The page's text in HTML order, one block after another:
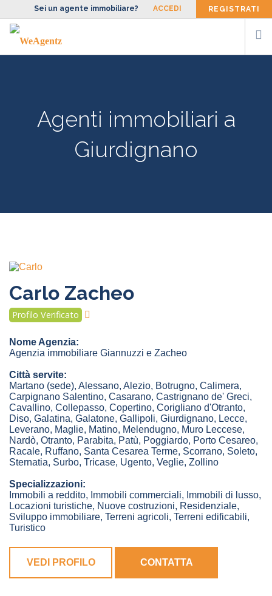
Sei un agente immobiliare? ACCEDI REGISTRATI
FACCIAMOAgenti immobiliari a
Giurdignano
Carlo Zacheo
Profilo Verificato
Nome Agenzia:
Agenzia immobiliare Giannuzzi e Zacheo
Città servite:
Martano (sede), Alessano, Alezio, Botrugno, Calimera,
Carpignano Salentino, Casarano, Castrignano de' Greci,
Cavallino, Collepasso, Copertino, Corigliano d'Otranto,
Diso, Galatina, Galatone, Gallipoli, Giurdignano, Lecce,
Leverano, Maglie, Matino, Melendugno, Muro Leccese,
Nardò, Otranto, Parabita, Patù, Poggiardo, Porto Cesareo,
Racale, Ruffano, Santa Cesarea Terme, Scorrano, Soleto,
Sternatia, Surbo, Tricase, Ugento, Veglie, Zollino
Specializzazioni:
Immobili a reddito, Immobili commerciali, Immobili di lusso,
Locazioni turistiche, Nuove costruzioni, Residenziale,
Sviluppo immobiliare, Terreni agricoli, Terreni edificabili,
Turistico
VEDI PROFILO CONTATTA